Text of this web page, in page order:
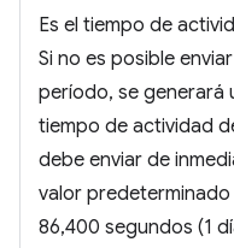
Es el tiempo de
Si no es posible
período, se generará
tiempo de actividad
debe enviar de
valor
86,400 segundos (1